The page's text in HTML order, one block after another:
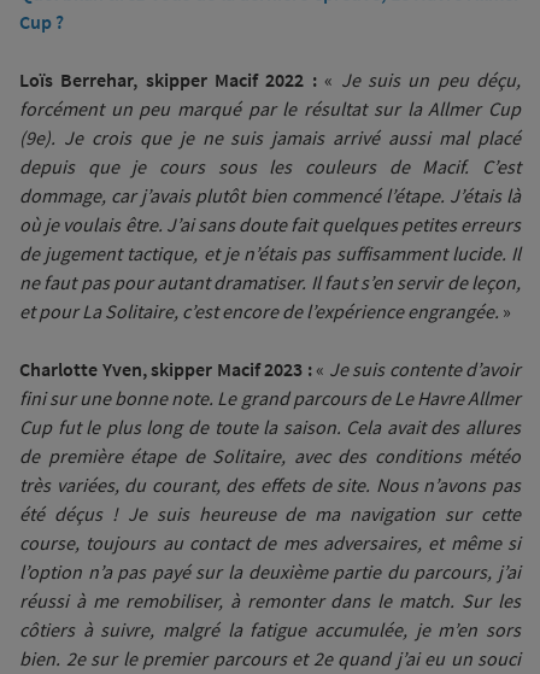
Cup ?
Loïs Berrehar, skipper Macif 2022 : « Je suis un peu déçu,
forcément un peu marqué par le résultat sur la Allmer Cup
(9e). Je crois que je ne suis jamais arrivé aussi mal placé
depuis que je cours sous les couleurs de Macif. C’est
dommage, car j’avais plutôt bien commencé l’étape. J’étais là
où je voulais être. J’ai sans doute fait quelques petites erreurs
de jugement tactique, et je n’étais pas suffisamment lucide. Il
ne faut pas pour autant dramatiser. Il faut s’en servir de leçon,
et pour La Solitaire, c’est encore de l’expérience engrangée. »
Charlotte Yven, skipper Macif 2023 : « Je suis contente d’avoir
fini sur une bonne note. Le grand parcours de Le Havre Allmer
Cup fut le plus long de toute la saison. Cela avait des allures
de première étape de Solitaire, avec des conditions météo
très variées, du courant, des effets de site. Nous n’avons pas
été déçus ! Je suis heureuse de ma navigation sur cette
course, toujours au contact de mes adversaires, et même si
l’option n’a pas payé sur la deuxième partie du parcours, j’ai
réussi à me remobiliser, à remonter dans le match. Sur les
côtiers à suivre, malgré la fatigue accumulée, je m’en sors
bien. 2e sur le premier parcours et 2e quand j’ai eu un souci